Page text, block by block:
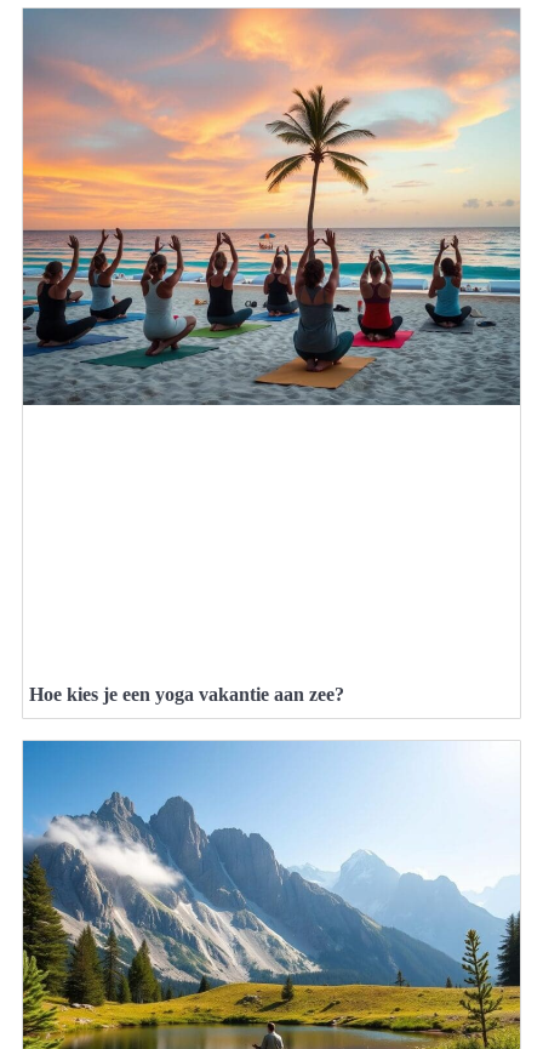
Hoe kies je een yoga vakantie aan zee?